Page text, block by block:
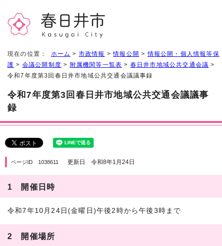
現在の位置： ホーム > 市政情報 >情報公開 >情報公開・個人情報等保
護 > 会議公開制度 > 附属機関等一覧表 > 春日井市地域公共交通会議 >
令和7年度第3回春日井市地域公共交通会議議事録
令和7年度第3回春日井市地域公共交通会議議事
録
ページID 1038611 更新日 令和8年1月24日
1 開催日時
令和7年10月24日(金曜日)午後2時から午後3時まで
2 開催場所